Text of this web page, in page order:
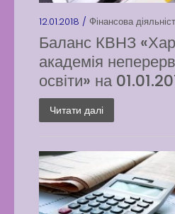
12.01.2018 / Фінансова
Баланс КВНЗ
академія
освіти» на
Читати далі